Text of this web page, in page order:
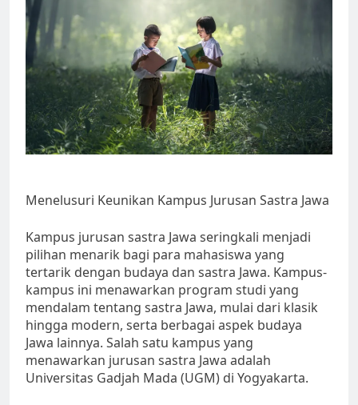
Menelusuri Keunikan Kampus Jurusan Sastra Jawa
Kampus jurusan sastra Jawa seringkali menjadi
pilihan menarik bagi para mahasiswa yang
tertarik dengan budaya dan sastra Jawa. Kampus-
kampus ini menawarkan program studi yang
mendalam tentang sastra Jawa, mulai dari klasik
hingga modern, serta berbagai aspek budaya
Jawa lainnya. Salah satu kampus yang
menawarkan jurusan sastra Jawa adalah
Universitas Gadjah Mada (UGM) di Yogyakarta.